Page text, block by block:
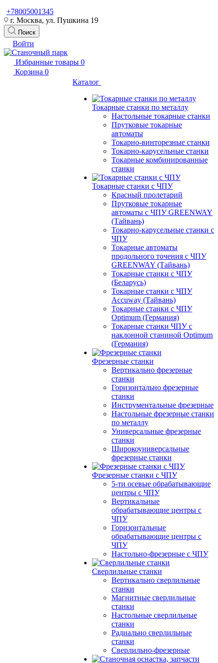
+78005001345
г. Москва, ул. Пушкина 19
Поиск
Войти
Избранные товары 0
Корзина 0
Каталог
Токарные станки по металлу
Настольные токарные станки
Прутковые токарные
автоматы
Токарно-винторезные станки
Токарно-карусельные станки
Токарные комбинированные
станки
Токарные станки с ЧПУ
Красный пролетарий
Прутковые токарные
автоматы с ЧПУ GREENWAY
(Тайвань)
Токарно-карусельные станки с
ЧПУ
Токарные автоматы
продольного точения с ЧПУ
GREENWAY (Тайвань)
Токарные станки с ЧПУ
(Беларусь)
Токарные станки с ЧПУ
Accuway (Тайвань)
Токарные станки с ЧПУ
Optimum (Германия)
Токарные станки ЧПУ с
наклонной станиной Optimum
(Германия)
Фрезерные станки
Вертикально фрезерные
станки
Горизонтально фрезерные
станки
Инструментальные фрезерные
Настольные фрезерные станки
по металлу
Универсальные фрезерные
станки
Широкоуниверсальные
фрезерные станки
Фрезерные станки с ЧПУ
5-ти осевые обрабатывающие
центры с ЧПУ
Вертикальные
обрабатывающие центры с
ЧПУ
Горизонтальные
обрабатывающие центры с
ЧПУ
Настольно-фрезерные с ЧПУ
Сверлильные станки
Вертикально сверлильные
станки
Магнитные сверлильные
станки
Настольные сверлильные
станки
Радиально сверлильные
станки
Сверлильно-фрезерные